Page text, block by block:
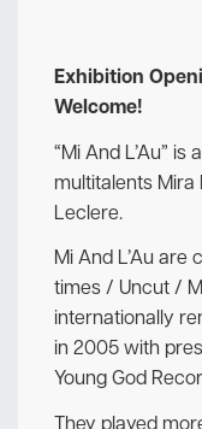
Exhibition
Welcome!
“Mi And L’Au”
multitalents
Leclere.
Mi And L’Au
times / Uncut /
internationally
in 2005 with
Young God